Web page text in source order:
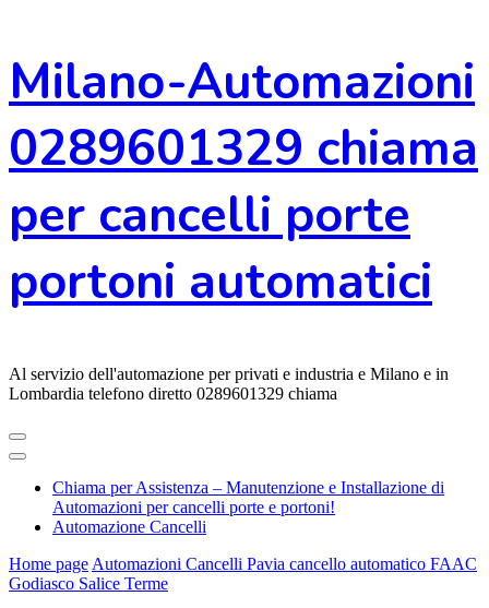
al
contenuto
Milano-Automazioni
0289601329 chiama
per cancelli porte
portoni automatici
Al servizio dell'automazione per privati e industria e Milano e in
Lombardia telefono diretto 0289601329 chiama
Chiama per Assistenza – Manutenzione e Installazione di
Automazioni per cancelli porte e portoni!
Automazione Cancelli
Home page Automazioni Cancelli Pavia cancello automatico FAAC
Godiasco Salice Terme